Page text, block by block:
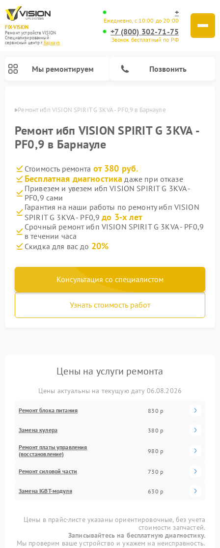
FIX-VISION
Ремонт устройств VISION
Специализированный
cервисный центр г.Барнаул
+
Ежедневно, с 10:00 до 20:00
+7 (800) 302-71-75
Звонок бесплатный по РФ
Мы ремонтируем Позвонить
Ремонт ибп VISION SPIRIT G 3KVA - PF0,9 в Барнауле
Ремонт ибп VISION SPIRIT G 3KVA -
PF0,9 в Барнауле
Стоимость ремонта от 380 руб.
Бесплатная диагностика даже при отказе
Привезем и увезем ибп VISION SPIRIT G 3KVA -
PF0,9 сами
Гарантия на наши работы по ремонту ибп VISION
SPIRIT G 3KVA - PF0,9до 3-х лет
Срочный ремонт ибп VISION SPIRIT G 3KVA - PF0,9
в течении часа
Скидка для вас до 20%
Консультация со специалистом
Узнать стоимость работ
Цены на услуги ремонта
Цены актуальны на текущую дату 06.08.2026
Ремонт блока питания 830 р
Замена кулера 380 р
Ремонт платы управления
(восстановление)
980 р
Ремонт силовой части 730 р
Замена IGBT-модуля 630 р
Цены в прайс-листе указаны ориентировочные, без учета
стоимости запчастей.
Записывайтесь на бесплатную диагностику.
Мы проверим ваше устройство и укажем на неисправность.